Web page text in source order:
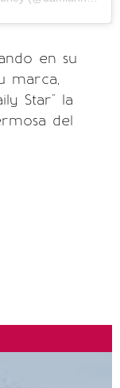
en su
marca,
Star" la
del